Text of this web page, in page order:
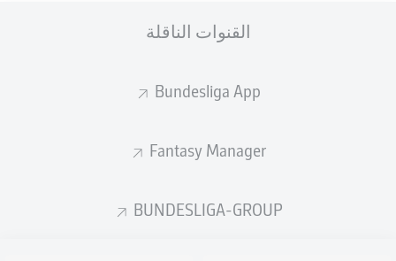
القنوات الناقلة
Bundesliga App
Fantasy Manager
BUNDESLIGA-GROUP
إحصائيات موسم 2025/2026